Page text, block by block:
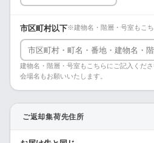
市区町村以下※建物名・階層・号室もこ
建物名・階層・号室もこちらにご記入くだ
会場名もお願いいたします。
ご返却集荷先住所